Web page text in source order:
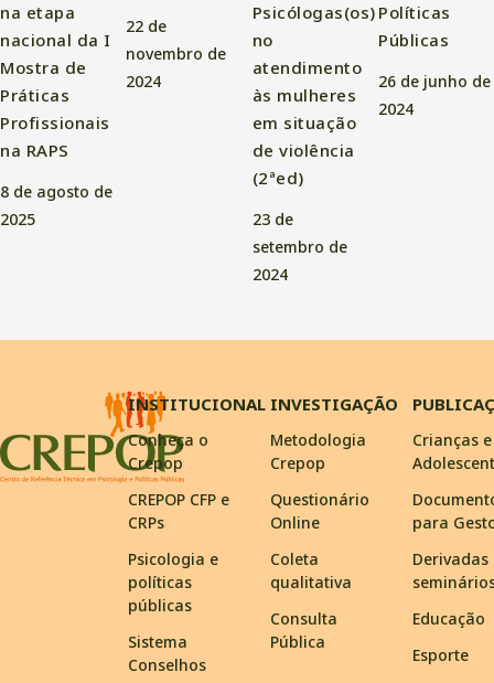
na etapa
nacional da I
Mostra de
Práticas
Profissionais
na RAPS
8 de agosto de
2025
22 de
novembro de
2024
Psicólogas(os)
no
atendimento
às mulheres
em situação
de violência
(2ªed)
23 de
setembro de
2024
Políticas
Públicas
26 de junho de
2024
INSTITUCIONAL
Conheça o
Crepop
CREPOP CFP e
CRPs
Psicologia e
políticas
públicas
Sistema
Conselhos
INVESTIGAÇÃO
Metodologia
Crepop
Questionário
Online
Coleta
qualitativa
Consulta
Pública
Crianças e
para
Derivadas
Educação
Esporte